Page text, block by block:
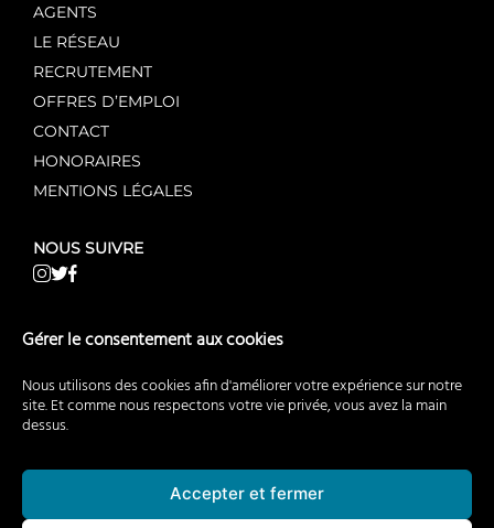
Gérer le consentement aux cookies
Nous utilisons des cookies afin d'améliorer votre expérience sur notre
site. Et comme nous respectons votre vie privée, vous avez la main
dessus.
Accepter et fermer
AGENTS
LE RÉSEAU
RECRUTEMENT
OFFRES D’EMPLOI
CONTACT
HONORAIRES
MENTIONS LÉGALES
NOUS SUIVRE
NOS AUTRES SITES WEB
AgentMandataireNeuf.fr
AgentMandataireCommerce.fr
EstimationImmobiliere.fr
RecrutementImmobilier.fr